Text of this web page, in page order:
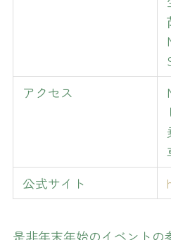
アクセス
公式サイト
是非年末年始のイベントの